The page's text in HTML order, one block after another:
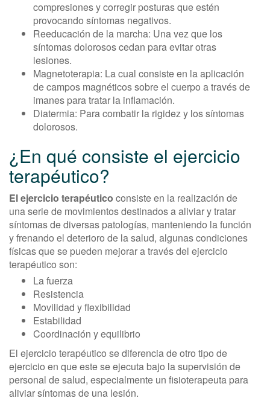
compresiones y corregir posturas que estén
provocando síntomas negativos.
Reeducación de la marcha: Una vez que los
síntomas dolorosos cedan para evitar otras
lesiones.
Magnetoterapia: La cual consiste en la aplicación
de campos magnéticos sobre el cuerpo a través de
imanes para tratar la inflamación.
Diatermia: Para combatir la rigidez y los síntomas
dolorosos.
¿En qué consiste el ejercicio
terapéutico?
El ejercicio terapéutico consiste en la realización de
una serie de movimientos destinados a aliviar y tratar
síntomas de diversas patologías, manteniendo la función
y frenando el deterioro de la salud, algunas condiciones
físicas que se pueden mejorar a través del ejercicio
terapéutico son:
La fuerza
Resistencia
Movilidad y flexibilidad
Estabilidad
Coordinación y equilibrio
El ejercicio terapéutico se diferencia de otro tipo de
ejercicio en que este se ejecuta bajo la supervisión de
personal de salud, especialmente un fisioterapeuta para
aliviar síntomas de una lesión.